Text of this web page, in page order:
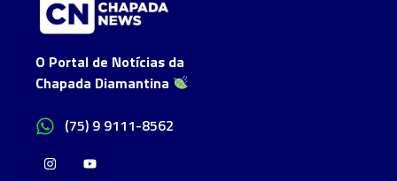
O Portal de Notícias da
Chapada Diamantina
(75) 9 9111-8562